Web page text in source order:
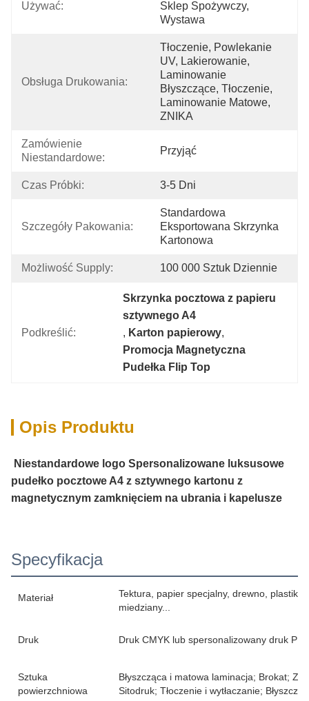
Używać:
Sklep Spożywczy,
Wystawa
Obsługa Drukowania:
Tłoczenie, Powlekanie
UV, Lakierowanie,
Laminowanie
Błyszczące, Tłoczenie,
Laminowanie Matowe,
ZNIKA
Zamówienie
Niestandardowe:
Przyjąć
Czas Próbki: 3-5 Dni
Szczegóły Pakowania:
Standardowa
Eksportowana Skrzynka
Kartonowa
Możliwość Supply: 100 000 Sztuk Dziennie
Podkreślić:
Skrzynka pocztowa z papieru
sztywnego A4
, Karton papierowy,
Promocja Magnetyczna
Pudełka Flip Top
Opis Produktu
Niestandardowe logo Spersonalizowane luksusowe
pudełko pocztowe A4 z sztywnego kartonu z
magnetycznym zamknięciem na ubrania i kapelusze
Specyfikacja
Materiał
Tektura, papier specjalny, drewno, plastik,
miedziany...
Druk Druk CMYK lub spersonalizowany druk
Sztuka
powierzchniowa
Błyszcząca i matowa laminacja; Brokat;
Sitodruk; Tłoczenie i wytłaczanie;